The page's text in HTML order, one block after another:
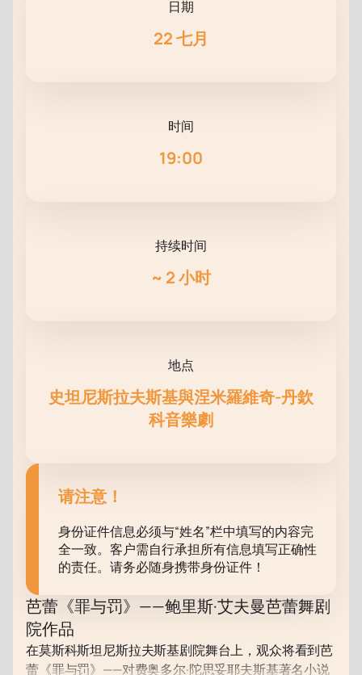
日期
22 七月
时间
19:00
持续时间
~ 2 小时
地点
史坦尼斯拉夫斯基與涅米羅維奇-丹欽
科音樂劇
请注意！
身份证件信息必须与“姓名”栏中填写的内容完
全一致。客户需自行承担所有信息填写正确性
的责任。请务必随身携带身份证件！
芭蕾《罪与罚》——鲍里斯·艾夫曼芭蕾舞剧
院作品
在莫斯科斯坦尼斯拉夫斯基剧院舞台上，观众将看到芭
蕾《罪与罚》——对费奥多尔·陀思妥耶夫斯基著名小说